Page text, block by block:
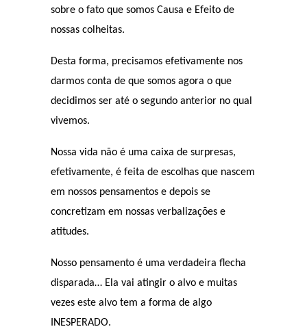
sobre o fato que somos Causa e Efeito de
nossas colheitas.
Desta forma, precisamos efetivamente nos
darmos conta de que somos agora o que
decidimos ser até o segundo anterior no qual
vivemos.
Nossa vida não é uma caixa de surpresas,
efetivamente, é feita de escolhas que nascem
em nossos pensamentos e depois se
concretizam em nossas verbalizações e
atitudes.
Nosso pensamento é uma verdadeira flecha
disparada… Ela vai atingir o alvo e muitas
vezes este alvo tem a forma de algo
INESPERADO.